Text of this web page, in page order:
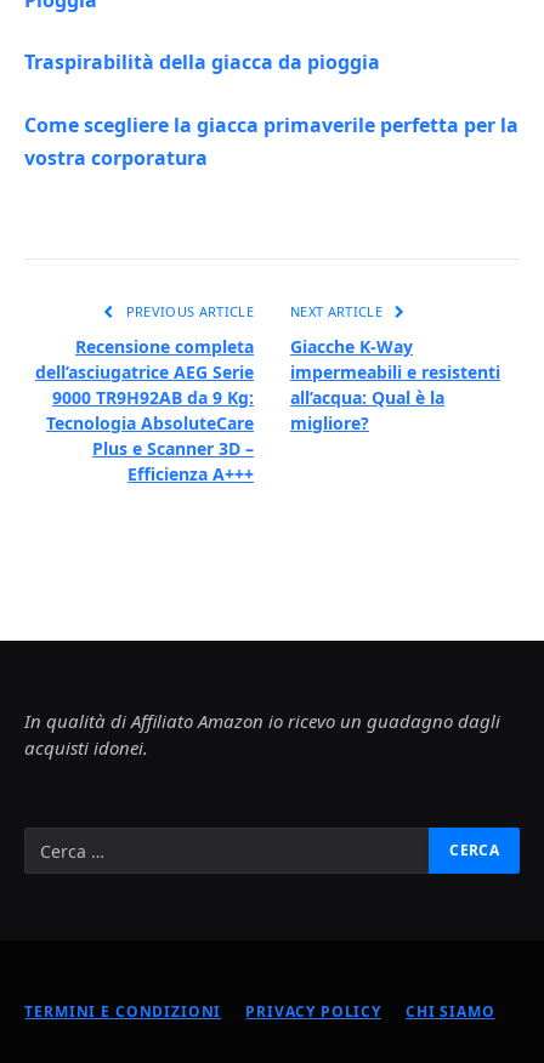
Traspirabilità della giacca da pioggia
Come scegliere la giacca primaverile perfetta per la
vostra corporatura
PREVIOUS ARTICLE
Recensione completa
dell’asciugatrice AEG Serie
9000 TR9H92AB da 9 Kg:
Tecnologia AbsoluteCare
Plus e Scanner 3D –
Efficienza A+++
NEXT ARTICLE
Giacche K-Way
impermeabili e resistenti
all’acqua: Qual è la
migliore?
In qualità di Affiliato Amazon io ricevo un guadagno dagli
acquisti idonei.
TERMINI E CONDIZIONI PRIVACY POLICY CHI SIAMO